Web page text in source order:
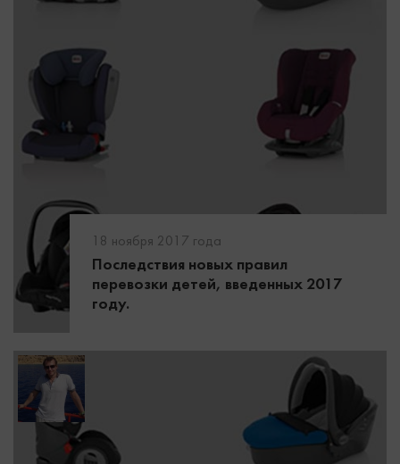
18 ноября 2017 года
Последствия новых правил
перевозки детей, введенных 2017
году.